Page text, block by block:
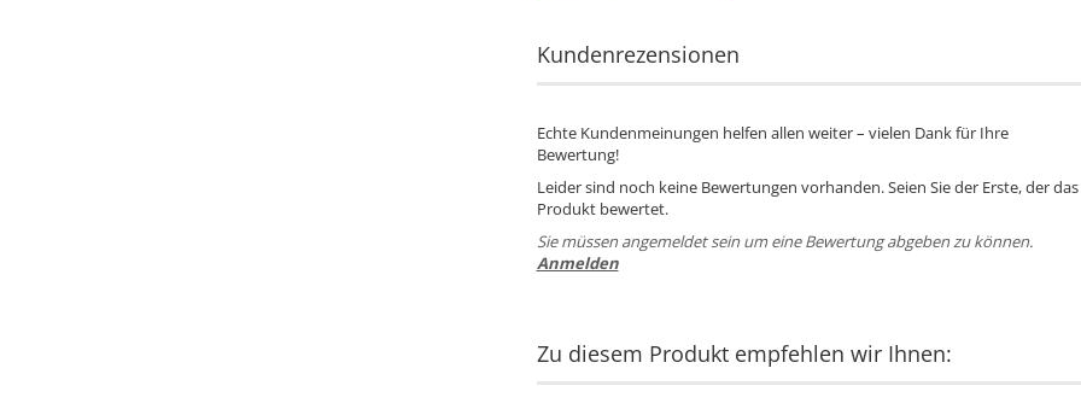
Kundenrezensionen
Echte Kundenmeinungen helfen allen weiter – vielen Dank für Ihre
Bewertung!
Leider sind noch keine Bewertungen vorhanden. Seien Sie der Erste, der das
Produkt bewertet.
Sie müssen angemeldet sein um eine Bewertung abgeben zu können.
Anmelden
Zu diesem Produkt empfehlen wir Ihnen: